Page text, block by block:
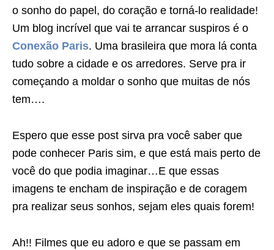
o sonho do papel, do coração e torná-lo realidade!
Um blog incrível que vai te arrancar suspiros é o
Conexão Paris. Uma brasileira que mora lá conta
tudo sobre a cidade e os arredores. Serve pra ir
começando a moldar o sonho que muitas de nós
tem….
Espero que esse post sirva pra você saber que
pode conhecer Paris sim, e que está mais perto de
você do que podia imaginar…E que essas
imagens te encham de inspiração e de coragem
pra realizar seus sonhos, sejam eles quais forem!
Ah!! Filmes que eu adoro e que se passam em